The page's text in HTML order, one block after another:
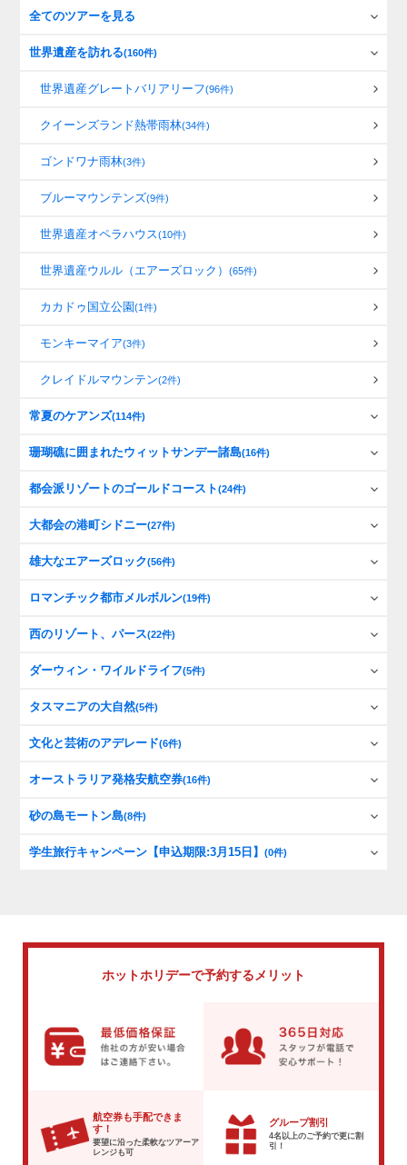
全てのツアーを見る
世界遺産を訪れる(160件)
世界遺産グレートバリアリーフ(96件)
クイーンズランド熱帯雨林(34件)
ゴンドワナ雨林(3件)
ブルーマウンテンズ(9件)
世界遺産オペラハウス(10件)
世界遺産ウルル（エアーズロック）(65件)
カカドゥ国立公園(1件)
モンキーマイア(3件)
クレイドルマウンテン(2件)
常夏のケアンズ(114件)
珊瑚礁に囲まれたウィットサンデー諸島(16件)
都会派リゾートのゴールドコースト(24件)
大都会の港町シドニー(27件)
雄大なエアーズロック(56件)
ロマンチック都市メルボルン(19件)
西のリゾート、パース(22件)
ダーウィン・ワイルドライフ(5件)
タスマニアの大自然(5件)
文化と芸術のアデレード(6件)
オーストラリア発格安航空券(16件)
砂の島モートン島(8件)
学生旅行キャンペーン【申込期限:3月15日】(0件)
ホットホリデーで予約するメリット
航空券も手配できま
す！
要望に沿った柔軟なツアーア
レンジも可
グループ割引
4名以上のご予約で更に割
引！